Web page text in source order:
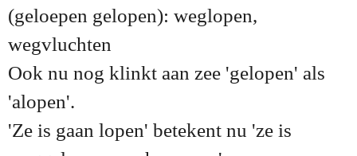
(geloepen gelopen): weglopen,
wegvluchten
Ook nu nog klinkt aan zee 'gelopen' als
'alopen'.
'Ze is gaan lopen' betekent nu 'ze is